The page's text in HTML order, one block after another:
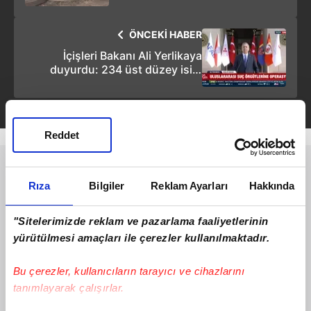
Rıza Bilgiler Reklam Ayarları Hakkında
"Sitelerimizde reklam ve pazarlama faaliyetlerinin
yürütülmesi amaçları ile çerezler kullanılmaktadır.
Bu çerezler, kullanıcıların tarayıcı ve cihazlarını
tanımlayarak çalışırlar.
Reddet
ÖNCEKİ HABER
İçişleri Bakanı Ali Yerlikaya
duyurdu: 234 üst düzey isim